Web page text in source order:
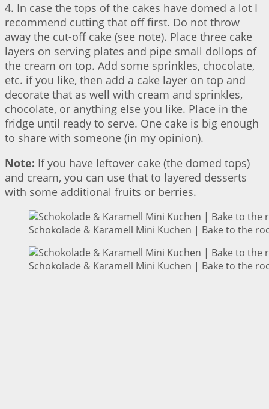
4. In case the tops of the cakes have domed a lot I
recommend cutting that off first. Do not throw
away the cut-off cake (see note). Place three cake
layers on serving plates and pipe small dollops of
the cream on top. Add some sprinkles, chocolate,
etc. if you like, then add a cake layer on top and
decorate that as well with cream and sprinkles,
chocolate, or anything else you like. Place in the
fridge until ready to serve. One cake is big enough
to share with someone (in my opinion).
Note: If you have leftover cake (the domed tops)
and cream, you can use that to layered desserts
with some additional fruits or berries.
Schokolade & Karamell Mini Kuchen | Bake to the
Schokolade & Karamell Mini Kuchen | Bake to the